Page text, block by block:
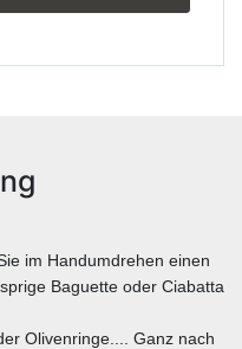
im Handumdrehen einen
Baguette oder Ciabatta
Olivenringe.... Ganz nach